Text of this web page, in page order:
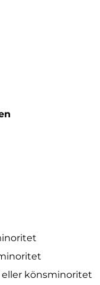
könsminoritet